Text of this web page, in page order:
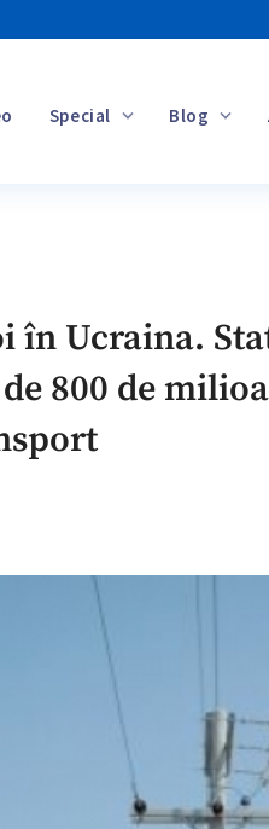
Special Blog
în Ucraina.
800 de